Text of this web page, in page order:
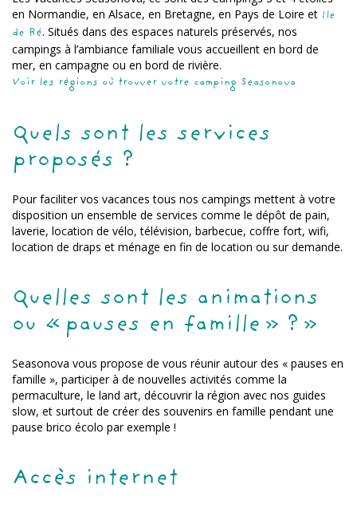
en Normandie, en Alsace, en Bretagne, en Pays de Loire et Ile
de Ré. Situés dans des espaces naturels préservés, nos
campings à l’ambiance familiale vous accueillent en bord de
mer, en campagne ou en bord de rivière.
Voir les régions où trouver votre camping Seasonova
Quels sont les services
proposés ?
Pour faciliter vos vacances tous nos campings mettent à votre
disposition un ensemble de services comme le dépôt de pain,
laverie, location de vélo, télévision, barbecue, coffre fort, wifi,
location de draps et ménage en fin de location ou sur demande.
Quelles sont les animations
ou « pauses en famille » ? »
Seasonova vous propose de vous réunir autour des « pauses en
famille », participer à de nouvelles activités comme la
permaculture, le land art, découvrir la région avec nos guides
slow, et surtout de créer des souvenirs en famille pendant une
pause brico écolo par exemple !
Accès internet